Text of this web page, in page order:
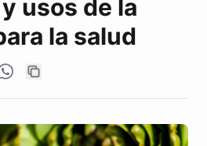
usos de la
la salud